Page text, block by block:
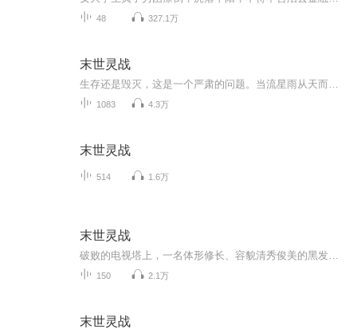
48 327.1万
末世灵战
1083 4.3万
末世灵战
514 1.6万
末世灵战
150 2.1万
末世灵战